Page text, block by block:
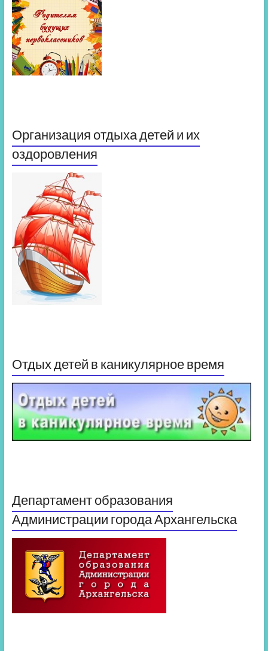
Организация отдыха детей и их
оздоровления
Отдых детей в каникулярное время
Департамент образования
Администрации города Архангельска